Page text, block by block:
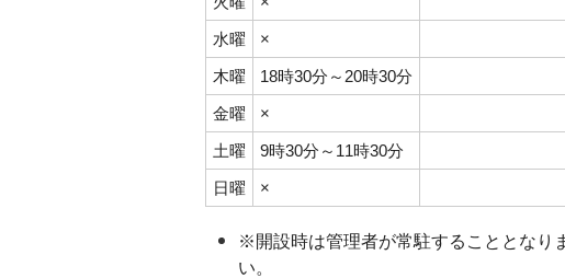
水曜
×
木曜
18時30分～20時30分
金曜
×
土曜
9時30分～11時30分
日曜
×
※開設時は管理者が常駐することとなり
い。